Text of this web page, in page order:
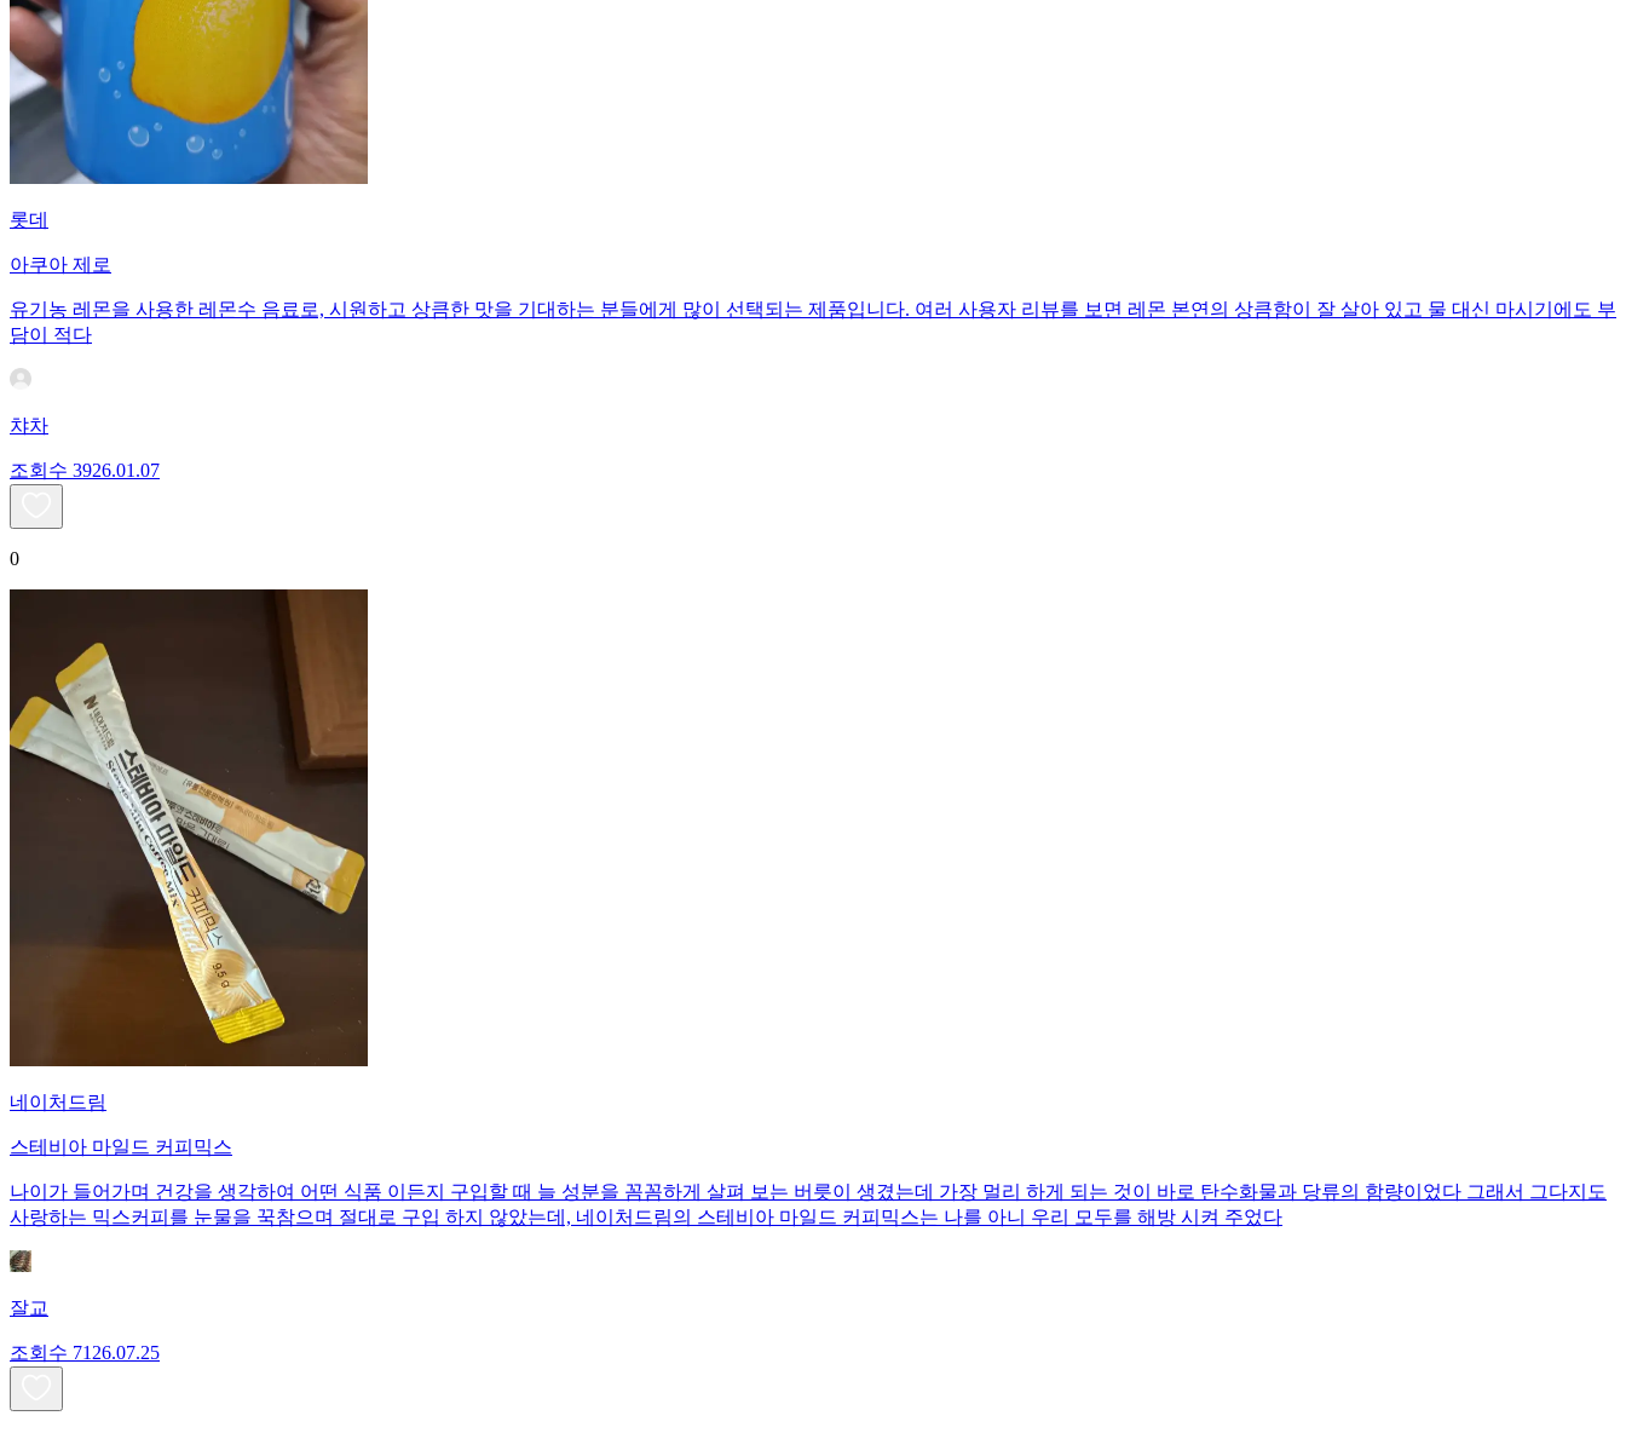
롯데
아쿠아 제로
유기농 레몬을 사용한 레몬수 음료로, 시원하고 상큼한 맛을 기대하는 분들에게 많이 선택되는 제품입니다. 여러 사용자 리뷰를 보면 레몬 본연의 상큼함이 잘 살아 있고 물 대신 마시기에도 부
담이 적다
챠차
조회수 3926.01.07
0
네이처드림
스테비아 마일드 커피믹스
나이가 들어가며 건강을 생각하여 어떤 식품 이든지 구입할 때 늘 성분을 꼼꼼하게 살펴 보는 버릇이 생겼는데 가장 멀리 하게 되는 것이 바로 탄수화물과 당류의 함량이었다 그래서 그다지도
사랑하는 믹스커피를 눈물을 꾹참으며 절대로 구입 하지 않았는데, 네이처드림의 스테비아 마일드 커피믹스는 나를 아니 우리 모두를 해방 시켜 주었다
잘교
조회수 71 26.07.25